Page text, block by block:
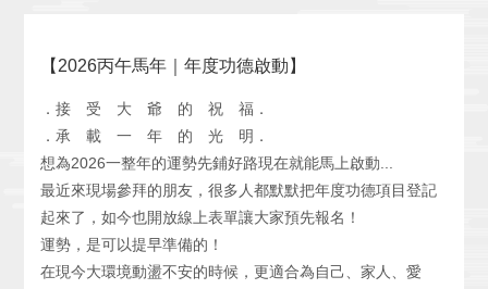
【2026丙午馬年｜年度功德啟動】
．接 受 大 爺 的 祝 福．
．承 載 一 年 的 光 明．
想為2026一整年的運勢先鋪好路現在就能馬上啟動...
最近來現場參拜的朋友，很多人都默默把年度功德項目登記
起來了，如今也開放線上表單讓大家預先報名！
運勢，是可以提早準備的！
在現今大環境動盪不安的時候，更適合為自己、家人、愛